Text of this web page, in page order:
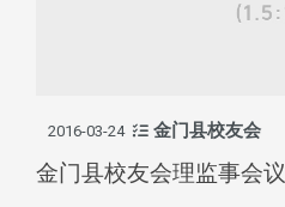
2016-03-24 金门县校友会
金门县校友会理监事会议